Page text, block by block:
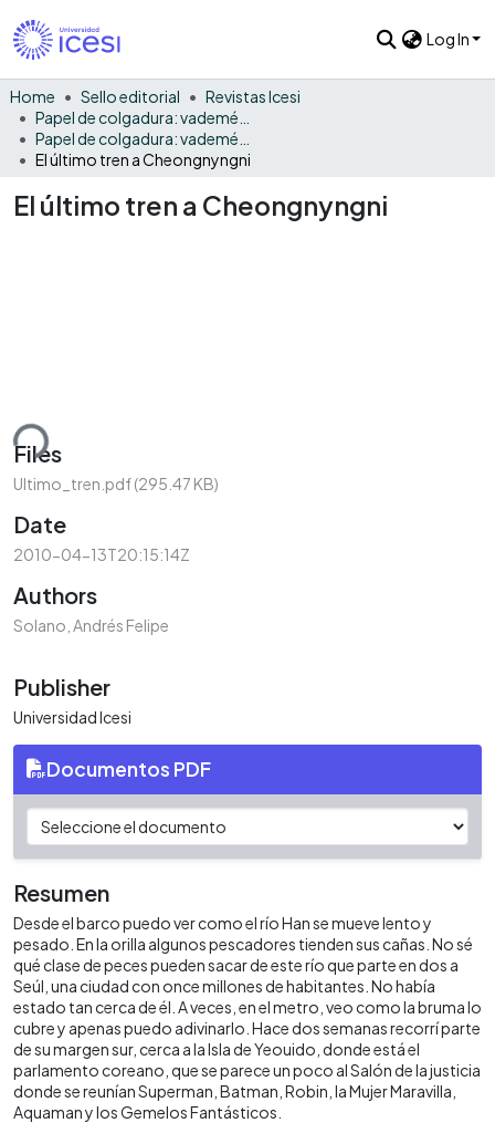
Log In
Home Sello editorial
Revistas Icesi
El último tren a Cheongnyngni
El último tren a Cheongnyngni
Files
Ultimo_tren.pdf(295.47 KB)
Date
2010-04-13T20:15:14Z
Authors
Solano, Andrés Felipe
Publisher
Universidad Icesi
Documentos PDF
Resumen
Desde el barco puedo ver como el río Han se mueve lento y
pesado. En la orilla algunos pescadores tienden sus cañas. No sé
qué clase de peces pueden sacar de este río que parte en dos a
Seúl, una ciudad con once millones de habitantes. No había
estado tan cerca de él. A veces, en el metro, veo como la bruma lo
cubre y apenas puedo adivinarlo. Hace dos semanas recorrí parte
de su margen sur, cerca a la Isla de Yeouido, donde está el
parlamento coreano, que se parece un poco al Salón de la justicia
donde se reunían Superman, Batman, Robin, la Mujer Maravilla,
Aquaman y los Gemelos Fantásticos.